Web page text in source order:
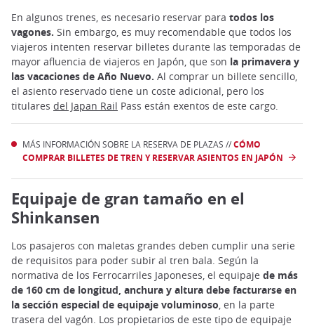
En algunos trenes, es necesario reservar para todos los
vagones. Sin embargo, es muy recomendable que todos los
viajeros intenten reservar billetes durante las temporadas de
mayor afluencia de viajeros en Japón, que son la primavera y
las vacaciones de Año Nuevo. Al comprar un billete sencillo,
el asiento reservado tiene un coste adicional, pero los
titulares del Japan Rail Pass están exentos de este cargo.
MÁS INFORMACIÓN SOBRE LA RESERVA DE PLAZAS //CÓMO
COMPRAR BILLETES DE TREN Y RESERVAR ASIENTOS EN JAPÓN
Equipaje de gran tamaño en el
Shinkansen
Los pasajeros con maletas grandes deben cumplir una serie
de requisitos para poder subir al tren bala. Según la
normativa de los Ferrocarriles Japoneses, el equipaje de más
de 160 cm de longitud, anchura y altura debe facturarse en
la sección especial de equipaje voluminoso, en la parte
trasera del vagón. Los propietarios de este tipo de equipaje